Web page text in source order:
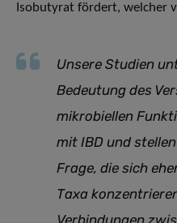
Isobutyrat fördert, welcher
Unsere Studien
Bedeutung des
mikrobiellen
mit IBD und
Frage, die sich
Taxa
Verbindungen